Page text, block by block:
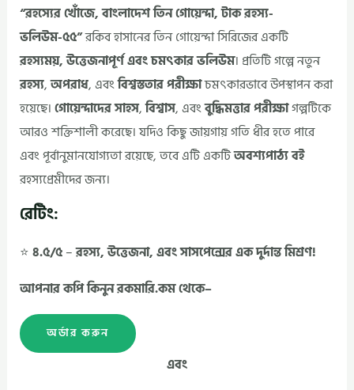
“রহস্যের খোঁজে, বাংলাদেশ তিন গোয়েন্দা, টাক রহস্য-
ভলিউম-৫৫”রকিব হাসানের তিন গোয়েন্দা সিরিজের একটি
রহস্যময়, উত্তেজনাপূর্ণ এবং চমৎকার ভলিউম। প্রতিটি গল্পে নতুন
রহস্য,অপরাধ, এবংবিশ্বস্ততার পরীক্ষাচমৎকারভাবে উপস্থাপন করা
হয়েছে।গোয়েন্দাদের সাহস,বিশ্বাস, এবংবুদ্ধিমত্তার পরীক্ষাগল্পটিকে
আরও শক্তিশালী করেছে। যদিও কিছু জায়গায় গতি ধীর হতে পারে
এবং পূর্বানুমানযোগ্যতা রয়েছে, তবে এটি একটিঅবশ্যপাঠ্য বই
রহস্যপ্রেমীদের জন্য।
রেটিং:
⭐৪.৫/৫–রহস্য, উত্তেজনা, এবং সাসপেন্সের এক দুর্দান্ত মিশ্রণ!
আপনার কপি কিনুন রকমারি.কম থেকে–
অর্ডার করুন
এবং